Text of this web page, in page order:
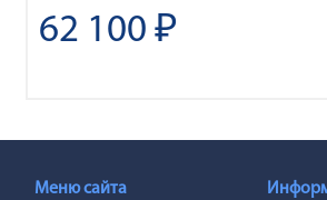
62 100 ₽
Меню сайта